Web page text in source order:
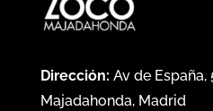
Dirección: Av de España,
Majadahonda, Madrid